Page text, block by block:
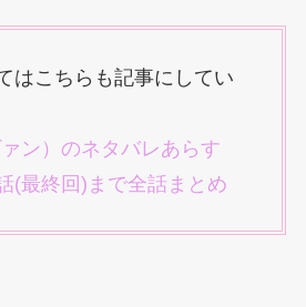
はこちらも記事にしてい
ン）のネタバレあらす
(最終回)まで全話まとめ